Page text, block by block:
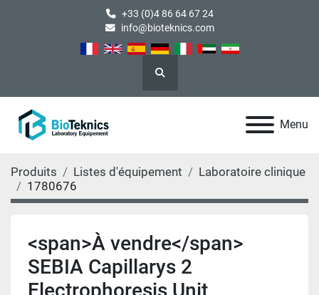
+33 (0)4 86 64 67 24
info@bioteknics.com
Rechercher
Menu
Produits Listes d'équipement
Laboratoire clinique
1780676
<span>À vendre</span>
SEBIA Capillarys 2
Electrophoresis Unit